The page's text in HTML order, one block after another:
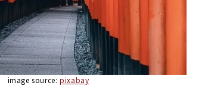
image source: pixabay